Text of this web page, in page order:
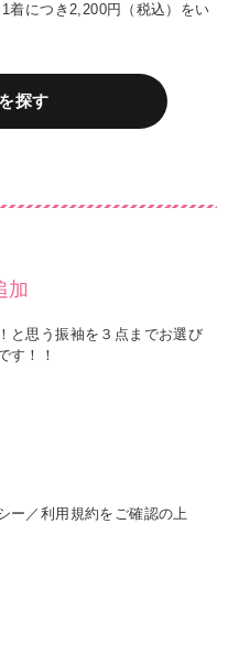
につき2,200円（税込）をい
探す
加
と思う振袖を３点までお選び
す！！
ー／利用規約をご確認の上